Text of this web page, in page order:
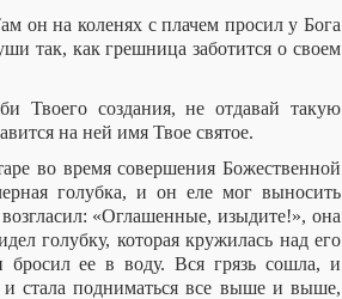
на коленях с плачем просил у Бога
так, как грешница заботится о своем
Твоего создания, не отдавай такую
на ней имя Твое святое.
во время совершения Божественной
голубка, и он еле мог выносить
«Оглашенные, изыдите!», она
голубку, которая кружилась над его
ее в воду. Вся грязь сошла, и
и стала подниматься все выше и выше,